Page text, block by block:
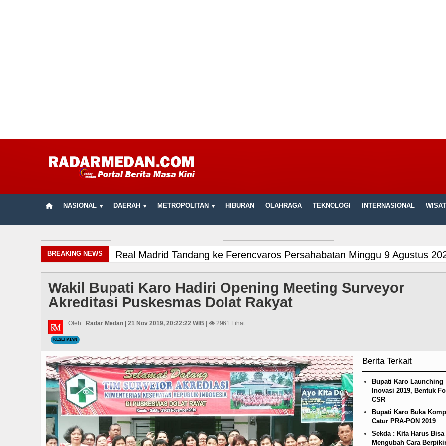
NASIONAL DAERAH METROPOLITAN HIBURAN OLAHRAGA TEKNOLOGI INTERNASIONAL
BREAKING NEWS Real Madrid Tandang ke Ferencvaros Persahabatan Minggu 9 Agustus
Dugaan Penyimpangan Dana BOS TA 2025, Jurnalis Surati SMPN 1
PSG vs Manchester United Laga Persahabatan di Swedia 8 Agustus 2026
Gubsu Bobby Prioritaskan Infrastruktur Nias Utara, Jalan Penggerak
Dugaan Penyimpangan Dana BOS TA 2025, Jurnalis Surati SMPN 1
PSG vs Manchester United Laga Persahabatan di Swedia 8 Agustus
Real Madrid Tandang ke Ferencvaros Persahabatan Minggu 9 Agustus
Wakil Bupati Karo Hadiri Opening Meeting Surveyor
Akreditasi Puskesmas Dolat Rakyat
Oleh : Radar Medan | 21 Nov 2019, 20:22:22 WIB | 👁 2961 Lihat
KESEHATAN
Berita Terkait
Bupati Karo Launching
Inovasi 2019, Bentuk
CSR
Bupati Karo Buka
Catur PRA-PON 2019
Sekda : Kita Harus Bisa
Mengubah Cara Berpikir